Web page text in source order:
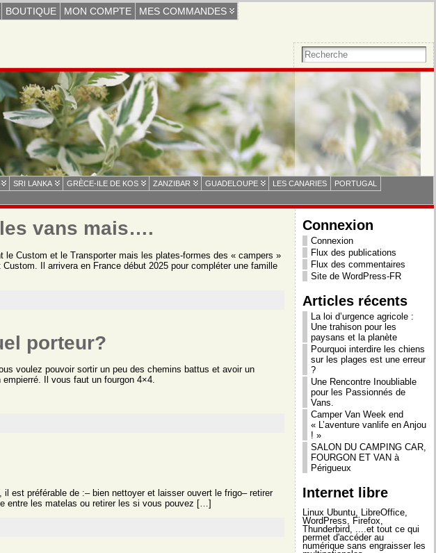
BOUTIQUE MON COMPTE MES COMMANDES
SRI LANKA GRÈCE-ILE DE KOS ZANZIBAR GUADELOUPE LES CANARIES
PORTUGAL
vans mais….
Custom et le Transporter mais les plates-formes des « campers »
Il arrivera en France début 2025 pour compléter une famille
porteur?
voulez pouvoir sortir un peu des chemins battus et avoir un
Il vous faut un fourgon 4×4.
il est préférable de :– bien nettoyer et laisser ouvert le frigo– retirer
entre les matelas ou retirer les si vous pouvez […]
Connexion
Connexion
Flux des publications
Flux des commentaires
Site de WordPress-FR
Articles récents
La loi d’urgence agricole :
Une trahison pour les
paysans et la planète
Pourquoi interdire les chiens
sur les plages est une erreur
?
Une Rencontre Inoubliable
pour les Passionnés de
Vans.
Camper Van Week end
« L’aventure vanlife en Anjou
! »
SALON DU CAMPING CAR,
FOURGON ET VAN à
Périgueux
Internet libre
Linux Ubuntu, LibreOffice,
WordPress, Firefox,
Thunderbird, ....et tout ce qui
permet d'accéder au
numérique sans engraisser les